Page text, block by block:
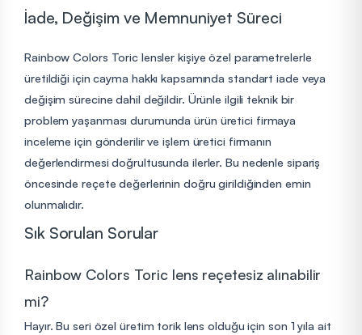
İade, Değişim ve Memnuniyet Süreci
Rainbow Colors Toric lensler kişiye özel parametrelerle
üretildiği için cayma hakkı kapsamında standart iade veya
değişim sürecine dahil değildir. Ürünle ilgili teknik bir
problem yaşanması durumunda ürün üretici firmaya
inceleme için gönderilir ve işlem üretici firmanın
değerlendirmesi doğrultusunda ilerler. Bu nedenle sipariş
öncesinde reçete değerlerinin doğru girildiğinden emin
olunmalıdır.
Sık Sorulan Sorular
Rainbow Colors Toric lens reçetesiz alınabilir
mi?
Hayır. Bu seri özel üretim torik lens olduğu için son 1 yıla ait